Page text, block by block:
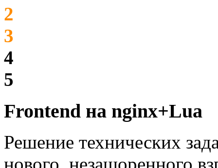
2
3
4
5
Frontend на nginx+Lua
Решение технических